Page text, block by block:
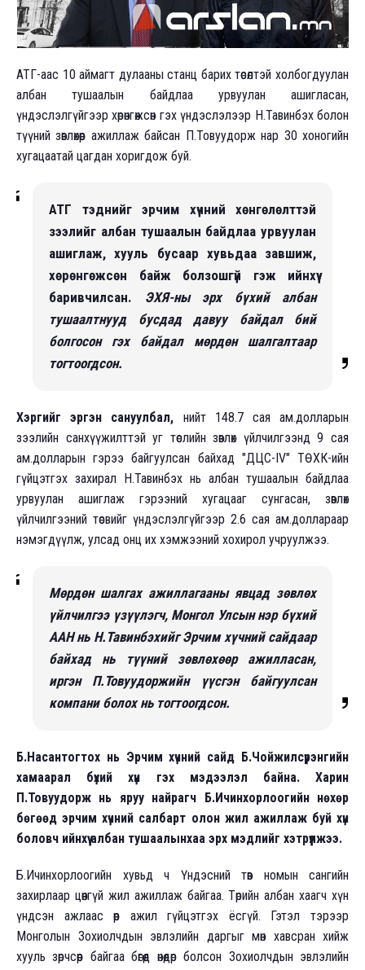
АТГ-аас 10 аймагт дулааны станц барих төсөлтэй холбогдуулан
албан тушаалын байдлаа урвуулан ашигласан,
үндэслэлгүйгээр хөрөнгөжсөн гэх үндэслэлээр Н.Тавинбэх болон
түүний зөвлөхөөр ажиллаж байсан П.Товуудорж нар 30 хоногийн
хугацаатай цагдан хоригдож буй.
АТГ тэднийг эрчим хүчний хөнгөлөлттэй
зээлийг албан тушаалын байдлаа урвуулан
ашиглаж, хууль бусаар хувьдаа завшиж,
хөрөнгөжсөн байж болзошгүй гэж ийнхүү
баривчилсан. ЭХЯ-ны эрх бүхий албан
тушаалтнууд бусдад давуу байдал бий
болгосон гэх байдал мөрдөн шалгалтаар
тогтоогдсон.
Хэргийг эргэн сануулбал, нийт 148.7 сая ам.долларын
зээлийн санхүүжилттэй уг төслийн зөвлөх үйлчилгээнд 9 сая
ам.долларын гэрээ байгуулсан байхад "ДЦС-IV" ТӨХК-ийн
гүйцэтгэх захирал Н.Тавинбэх нь албан тушаалын байдлаа
урвуулан ашиглаж гэрээний хугацааг сунгасан, зөвлөх
үйлчилгээний төсвийг үндэслэлгүйгээр 2.6 сая ам.доллараар
нэмэгдүүлж, улсад онц их хэмжээний хохирол учруулжээ.
Мөрдөн шалгах ажиллагааны явцад зөвлөх
үйлчилгээ үзүүлэгч, Монгол Улсын нэр бүхий
ААН нь Н.Тавинбэхийг Эрчим хүчний сайдаар
байхад нь түүний зөвлөхөөр ажилласан,
иргэн П.Товуудоржийн үүсгэн байгуулсан
компани болох нь тогтоогдсон.
Б.Насантогтох нь Эрчим хүчний сайд Б.Чойжилсүрэнгийн
хамаарал бүхий хүн гэх мэдээлэл байна. Харин
П.Товуудорж нь яруу найрагч Б.Ичинхорлоогийн нөхөр
бөгөөд эрчим хүчний салбарт олон жил ажиллаж буй хүн
боловч ийнхүү албан тушаалынхаа эрх мэдлийг хэтрүүлжээ.
Б.Ичинхорлоогийн хувьд ч Үндэсний төв номын сангийн
захирлаар цөөнгүй жил ажиллаж байгаа. Төрийн албан хаагч хүн
үндсэн ажлаас өөр ажил гүйцэтгэх ёсгүй. Гэтэл тэрээр
Монголын Зохиолчдын эвлэлийн даргыг мөн хавсран хийж
хууль зөрчсөөр байгаа бөгөөд өнөөдөр болсон Зохиолчдын эвлэлийн